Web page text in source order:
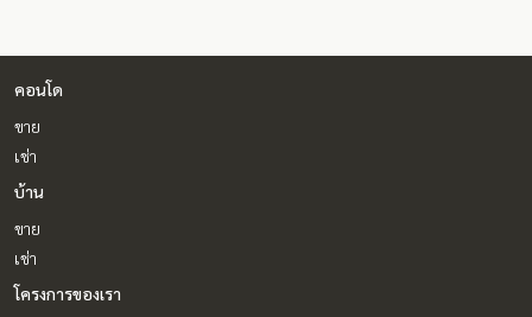
คอนโด
ขาย
เช่า
บ้าน
ขาย
เช่า
โครงการของเรา